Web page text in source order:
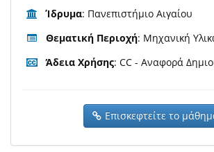
Ίδρυμα: Πανεπιστήμιο Αιγαίου
Θεματική Περιοχή: Μηχανική
Άδεια Χρήσης: CC - Αναφορά
Επισκεφτείτε το